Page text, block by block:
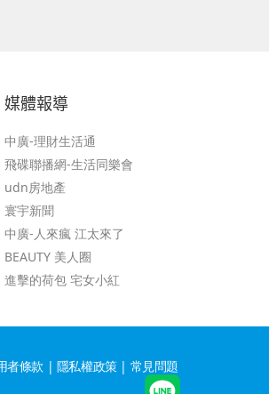
媒體報導
中廣-理財生活通
飛碟聯播網-生活同樂會
udn房地產
寰宇新聞
中廣-人來瘋 江太來了
BEAUTY 美人圈
進擊的荷包 宅女小紅
者條款 | 隱私權政策| 常見問題